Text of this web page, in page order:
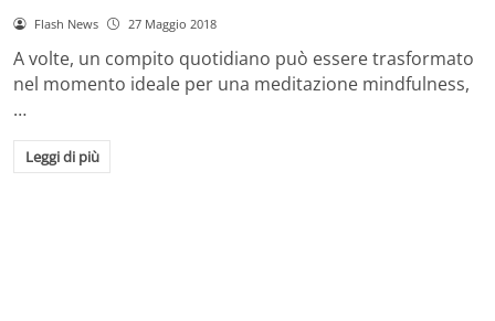
Flash News 27 Maggio 2018
A volte, un compito quotidiano può essere trasformato
nel momento ideale per una meditazione mindfulness,
…
Leggi di più